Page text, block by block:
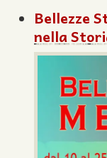
Bellezze
nella